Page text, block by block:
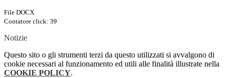
File DOCX
Contatore click: 39
Notizie
Questo sito o gli strumenti terzi da questo utilizzati si avvalgono di
cookie necessari al funzionamento ed utili alle finalità illustrate nella
COOKIE POLICY.